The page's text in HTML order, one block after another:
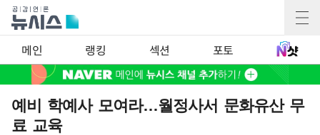
메인 랭킹 섹션 포토
예비 학예사 모여라…월정사서 문화유산 무
료 교육